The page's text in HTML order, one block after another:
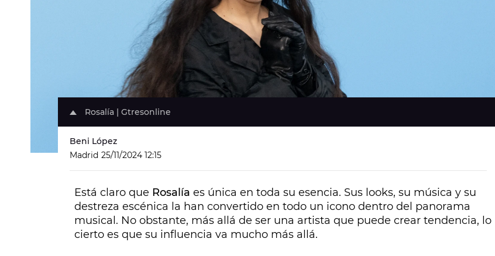
Rosalía | Gtresonline
Beni López
Madrid 25/11/2024 12:15
Está claro que Rosalía es única en toda su esencia. Sus looks, su música y su
destreza escénica la han convertido en todo un icono dentro del panorama
musical. No obstante, más allá de ser una artista que puede crear tendencia, lo
cierto es que su influencia va mucho más allá.